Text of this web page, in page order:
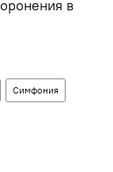
в
Симфония